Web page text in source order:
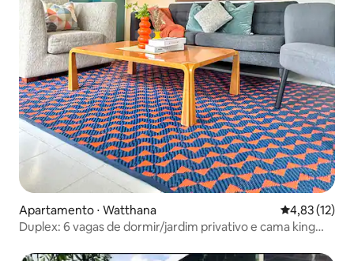
Apartamento ⋅ Watthana 4,83 de uma
4,83 (12)
Duplex: 6 vagas de dormir/jardim privativo e cama king